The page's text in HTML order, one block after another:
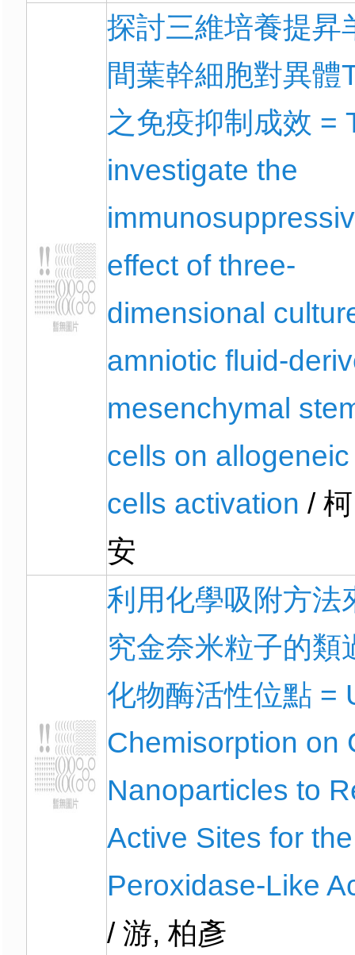
探討三維培養提昇
間葉幹細胞對異體
之免疫抑制成效 =
investigate the
effect of three-
dimensional
amniotic fluid-
mesenchymal
cells on allogeneic
cells activation /
安
利用化學吸附方法
究金奈米粒子的類
化物酶活性位點 =
Chemisorption on
Nanoparticles to
Active Sites for the
Peroxidase-Like
/ 游, 柏彥